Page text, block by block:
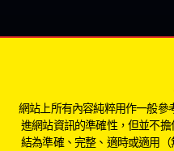
網站上所有內容純粹用作一般參
進網站資訊的準確性，但並不
結為準確、完整、適時或適用